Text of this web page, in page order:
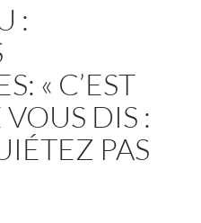
:
« C’EST
DIS :
PAS